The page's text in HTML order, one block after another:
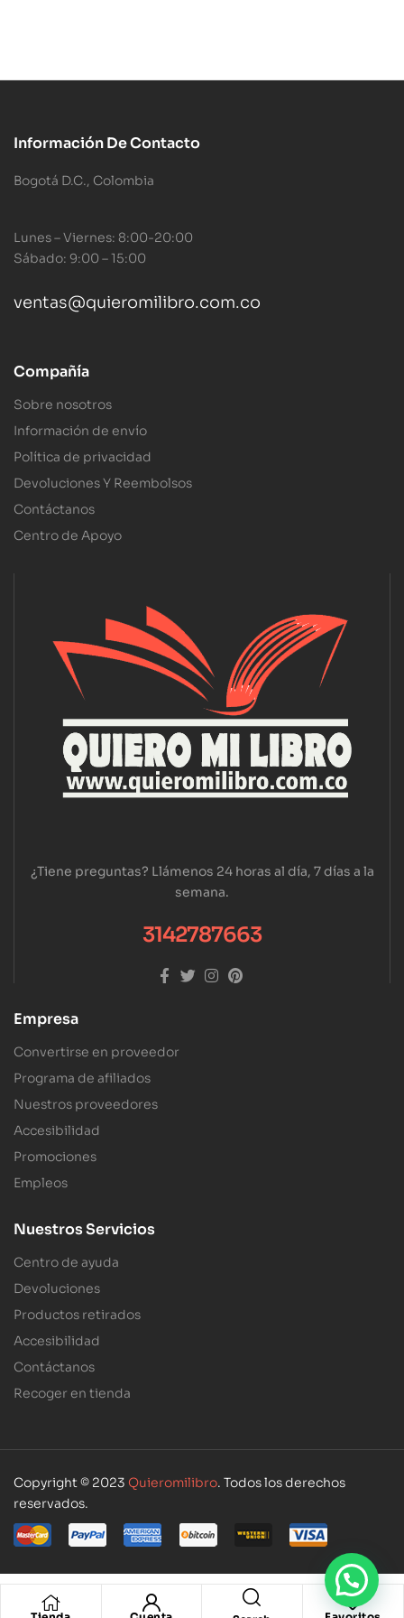
Información De Contacto
Bogotá D.C., Colombia
Lunes – Viernes: 8:00-20:00
Sábado: 9:00 – 15:00
ventas@quieromilibro.com.co
Compañía
Sobre nosotros
Información de envío
Política de privacidad
Devoluciones Y Reembolsos
Contáctanos
Centro de Apoyo
¿Tiene preguntas? Llámenos 24 horas al día, 7 días a la
semana.
3142787663
Empresa
Convertirse en proveedor
Programa de afiliados
Nuestros proveedores
Accesibilidad
Promociones
Empleos
Nuestros Servicios
Centro de ayuda
Devoluciones
Productos retirados
Accesibilidad
Contáctanos
Recoger en tienda
Copyright © 2023 Quieromilibro. Todos los derechos
reservados.